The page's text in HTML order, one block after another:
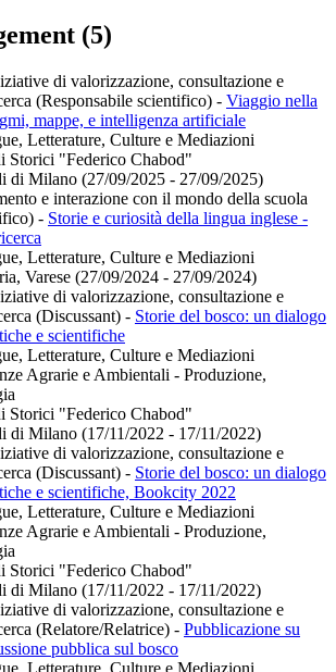
(5)
di valorizzazione, consultazione e
(Responsabile scientifico) - Viaggio nella
mappe, e intelligenza artificiale
Letterature, Culture e Mediazioni
Storici "Federico Chabod"
di Milano (27/09/2025 - 27/09/2025)
e interazione con il mondo della scuola
- Storie e curiosità della lingua inglese -
Letterature, Culture e Mediazioni
Varese (27/09/2024 - 27/09/2024)
di valorizzazione, consultazione e
(Discussant) - Storie del bosco: un dialogo
e scientifiche
Letterature, Culture e Mediazioni
Agrarie e Ambientali - Produzione,
Storici "Federico Chabod"
di Milano (17/11/2022 - 17/11/2022)
di valorizzazione, consultazione e
(Discussant) - Storie del bosco: un dialogo
e scientifiche, Bookcity 2022
Letterature, Culture e Mediazioni
Agrarie e Ambientali - Produzione,
Storici "Federico Chabod"
di Milano (17/11/2022 - 17/11/2022)
di valorizzazione, consultazione e
(Relatore/Relatrice) - Pubblicazione su
pubblica sul bosco